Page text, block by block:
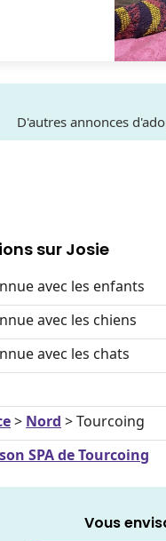
D'autres annonces
sur Josie
avec les enfants
avec les chiens
avec les chats
> Nord > Tourcoing
SPA de Tourcoing
Vous